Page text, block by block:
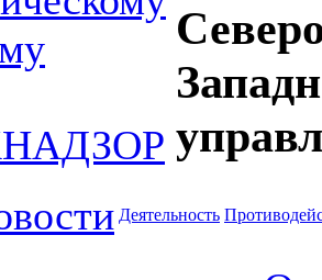
Деятельность